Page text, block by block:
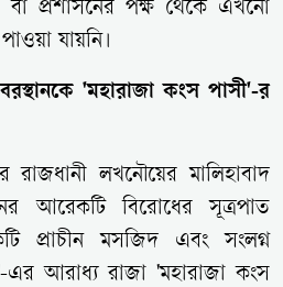
বা প্রশাসনের পক্ষ থেকে এখনো
যায়নি।
'মহারাজা কংস পাসী'-র
রাজধানী লখনৌয়ের মালিহাবাদ
আরেকটি বিরোধের সূত্রপাত
প্রাচীন মসজিদ এবং সংলগ্ন
এর আরাধ্য রাজা 'মহারাজা কংস